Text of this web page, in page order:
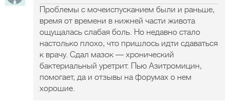
Проблемы с мочеиспусканием были и раньше,
время от времени в нижней части живота
ощущалась слабая боль. Но недавно стало
настолько плохо, что пришлось идти сдаваться
к врачу. Сдал мазок — хронический
бактериальный уретрит. Пью Азитромицин,
помогает, да и отзывы на форумах о нем
хорошие.